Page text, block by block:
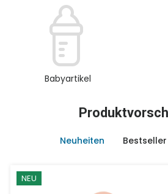
Babyartikel
Neuheiten Bestseller
NEU